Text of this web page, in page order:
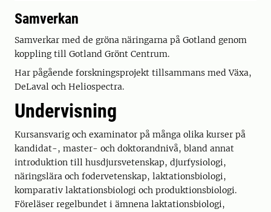
Samverkan
Samverkar med de gröna näringarna på Gotland genom
koppling till Gotland Grönt Centrum.
Har pågående forskningsprojekt tillsammans med Växa,
DeLaval och Heliospectra.
Undervisning
Kursansvarig och examinator på många olika kurser på
kandidat-, master- och doktorandnivå, bland annat
introduktion till husdjursvetenskap, djurfysiologi,
näringslära och fodervetenskap, laktationsbiologi,
komparativ laktationsbiologi och produktionsbiologi.
Föreläser regelbundet i ämnena laktationsbiologi,